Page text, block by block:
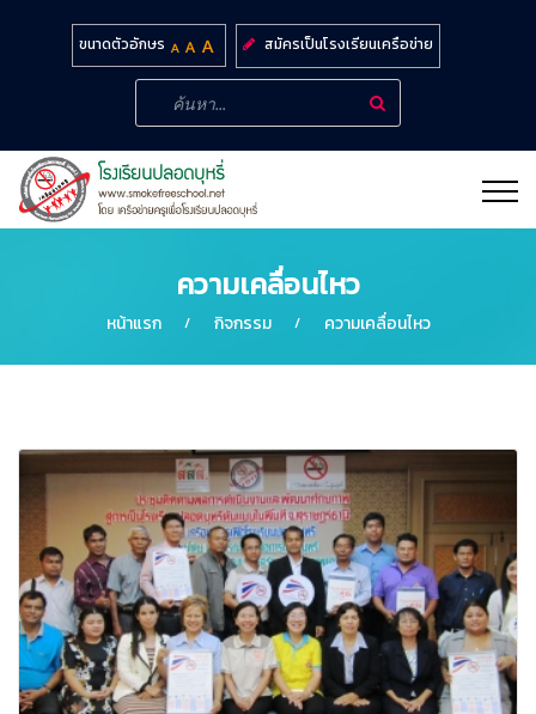
ขนาดตัวอักษร สมัครเป็นโรงเรียนเครือข่าย
ความเคลื่อนไหว
หน้าแรก กิจกรรม ความเคลื่อนไหว